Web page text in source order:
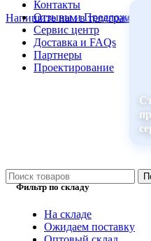
Напишите нам в телеграм
Контакты
Отзывы и Предложения
Сервис центр
Доставка и FAQs
Партнеры
Проектирование
Фильтр по складу
На складе
Ожидаем поставку